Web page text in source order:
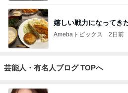
嬉しい戦力になってき
Amebaトピックス 2日前
芸能人・有名人ブログ TOPへ